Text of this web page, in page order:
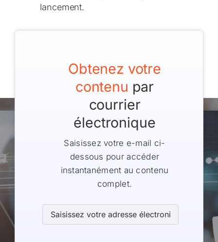
lancement.
Obtenez votre
contenu par
courrier
électronique
Saisissez votre e-mail ci-
dessous pour accéder
instantanément au contenu
complet.